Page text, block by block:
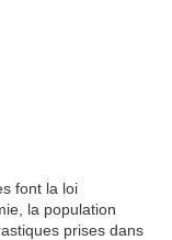
font la loi
la population
prises dans